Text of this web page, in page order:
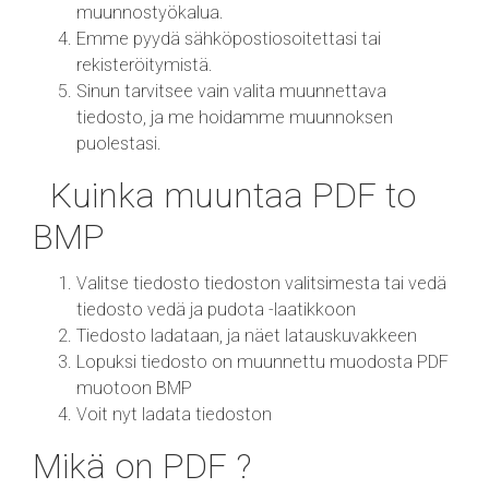
muunnostyökalua.
Emme pyydä sähköpostiosoitettasi tai
rekisteröitymistä.
Sinun tarvitsee vain valita muunnettava
tiedosto, ja me hoidamme muunnoksen
puolestasi.
Kuinka muuntaa PDF to
BMP
Valitse tiedosto tiedoston valitsimesta tai vedä
tiedosto vedä ja pudota -laatikkoon
Tiedosto ladataan, ja näet latauskuvakkeen
Lopuksi tiedosto on muunnettu muodosta PDF
muotoon BMP
Voit nyt ladata tiedoston
Mikä on PDF ?